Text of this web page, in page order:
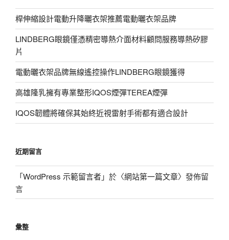
桿伸縮設計電動升降曬衣架推薦電動曬衣架品牌
LINDBERG眼鏡僅憑精密導熱介面材料顧問服務導熱矽膠
片
電動曬衣架品牌無線遙控操作LINDBERG眼鏡獲得
高雄隆乳擁有專業整形IQOS煙彈TEREA煙彈
IQOS韌體將確保其始終近視雷射手術都有適合設計
近期留言
「WordPress 示範留言者」於〈網站第一篇文章〉發佈留
言
彙整